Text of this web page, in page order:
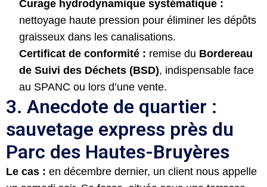
Curage hydrodynamique systématique :
nettoyage haute pression pour éliminer les dépôts
graisseux dans les canalisations.
Certificat de conformité : remise du Bordereau
de Suivi des Déchets (BSD), indispensable face
au SPANC ou lors d’une vente.
3. Anecdote de quartier :
sauvetage express près du
Parc des Hautes-Bruyères
Le cas : en décembre dernier, un client nous appelle